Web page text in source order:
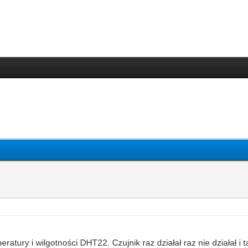
i wilgotności DHT22. Czujnik raz działał raz nie działał i